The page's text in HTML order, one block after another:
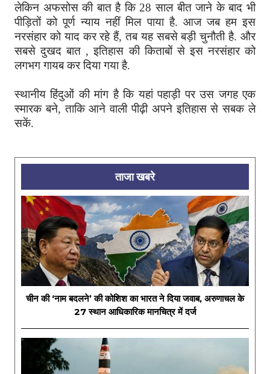
लेकिन अफसोस की बात है कि 28 साल बीत जाने के बाद भी
पीड़ितों को पूर्ण न्याय नहीं मिल पाया है. आज जब हम इस
नरसंहार को याद कर रहे हैं, तब यह सबसे बड़ी चुनौती है. और
सबसे दुखद बात , इतिहास की किताबों से इस नरसंहार को
लगभग गायब कर दिया गया है.
स्थानीय हिंदुओं की मांग है कि यहां पहाड़ी पर उस जगह एक
स्मारक बने, ताकि आने वाली पीढ़ी अपने इतिहास से सबक ले
सकें.
ताजा खबरे
चीन की ‘नाम बदलने’ की कोशिश का भारत ने दिया जवाब, अरुणाचल के
27 स्थान आधिकारिक मानचित्र में दर्ज